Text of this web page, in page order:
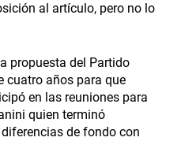
al artículo, pero no lo
propuesta del Partido
cuatro años para que
en las reuniones para
quien terminó
de fondo con